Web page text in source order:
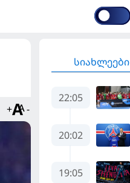
+ -
სიახლეები
22:05
20:02
19:05